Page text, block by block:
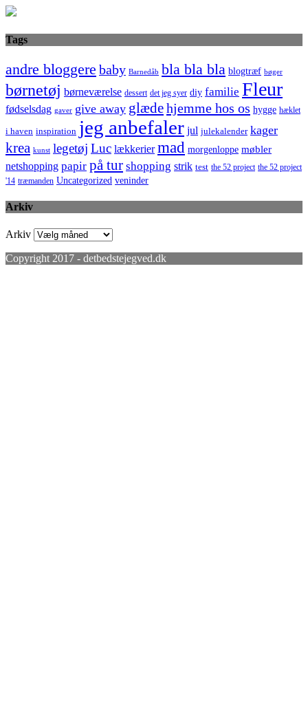
Tags
andre bloggere baby Barnedåb bla bla bla blogtræf bøger
børnetøj børneværelse dessert det jeg syer diy familie Fleur
fødselsdag gaver give away glædehjemme hos os hygge hæklet
i haven inspiration jeg anbefaler jul julekalender kager
krea kunst legetøj Luc lækkerier mad morgenloppe møbler
netshopping papir på tur shopping strik test the 52 project the 52 project
'14 træmanden Uncategorized veninder
Arkiv
Arkiv
Copyright 2017 - detbedstejegved.dk